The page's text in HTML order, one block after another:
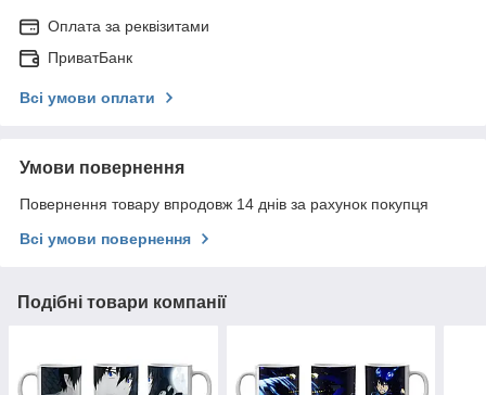
Оплата за реквізитами
ПриватБанк
Всі умови оплати
Умови повернення
Повернення товару впродовж 14 днів за рахунок покупця
Всі умови повернення
Подібні товари компанії